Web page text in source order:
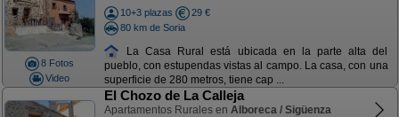
8 Fotos
Video
10+3 plazas
29 €
80 km de Soria
La Casa Rural está ubicada en la parte alta del
pueblo, con estupendas vistas al campo. La casa, con una
superficie de 280 metros, tiene cap ...
El Chozo de La Calleja
Apartamentos Rurales en Alboreca / Sigüenza